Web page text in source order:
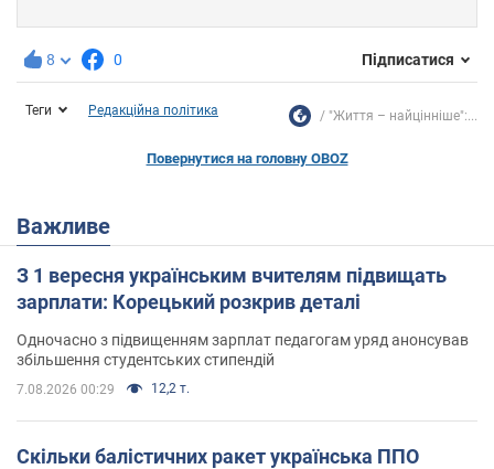
8 0 Підписатися
Теги Редакційна політика "Життя – найцінніше":...
Повернутися на головну OBOZ
Важливе
З 1 вересня українським вчителям підвищать
зарплати: Корецький розкрив деталі
Одночасно з підвищенням зарплат педагогам уряд анонсував
збільшення студентських стипендій
7.08.2026 00:29 12,2 т.
Скільки балістичних ракет українська ППО